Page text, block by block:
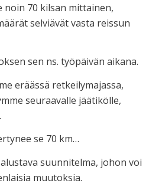
noin 70 kilsan mittainen,
selviävät vasta reissun
sen ns. työpäivän aikana.
eräässä retkeilymajassa,
seuraavalle jäätikölle,
se 70 km…
suunnitelma, johon voi
muutoksia.